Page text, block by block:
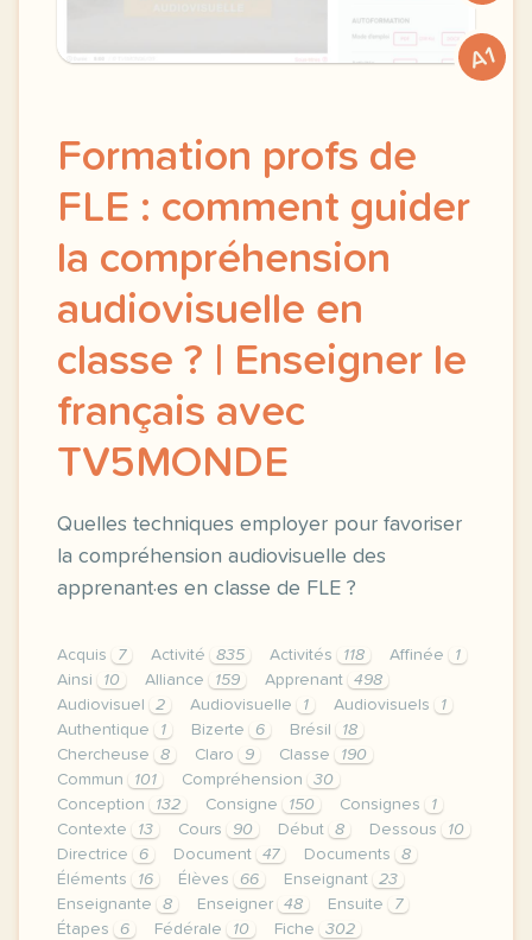
A1
Formation profs de
FLE : comment guider
la compréhension
audiovisuelle en
classe ? | Enseigner le
français avec
TV5MONDE
Quelles techniques employer pour favoriser
la compréhension audiovisuelle des
apprenant·es en classe de FLE ?
Acquis 7 Activité 835 Activités 118 Affinée
1
Ainsi
10 Alliance 159 Apprenant
498
Audiovisuel
2 Audiovisuelle 1 Audiovisuels
1
Authentique
1 Bizerte 6 Brésil
18
Chercheuse
8 Claro 9 Classe
190
Commun
101 Compréhension
30
Conception
132 Consigne 150 Consignes
1
Contexte
13 Cours 90 Début 8 Dessous
10
Directrice
6 Document 47 Documents
8
Éléments
16 Élèves 66 Enseignant
23
Enseignante
8 Enseigner 48 Ensuite
7
Étapes
6 Fédérale 10 Fiche
302